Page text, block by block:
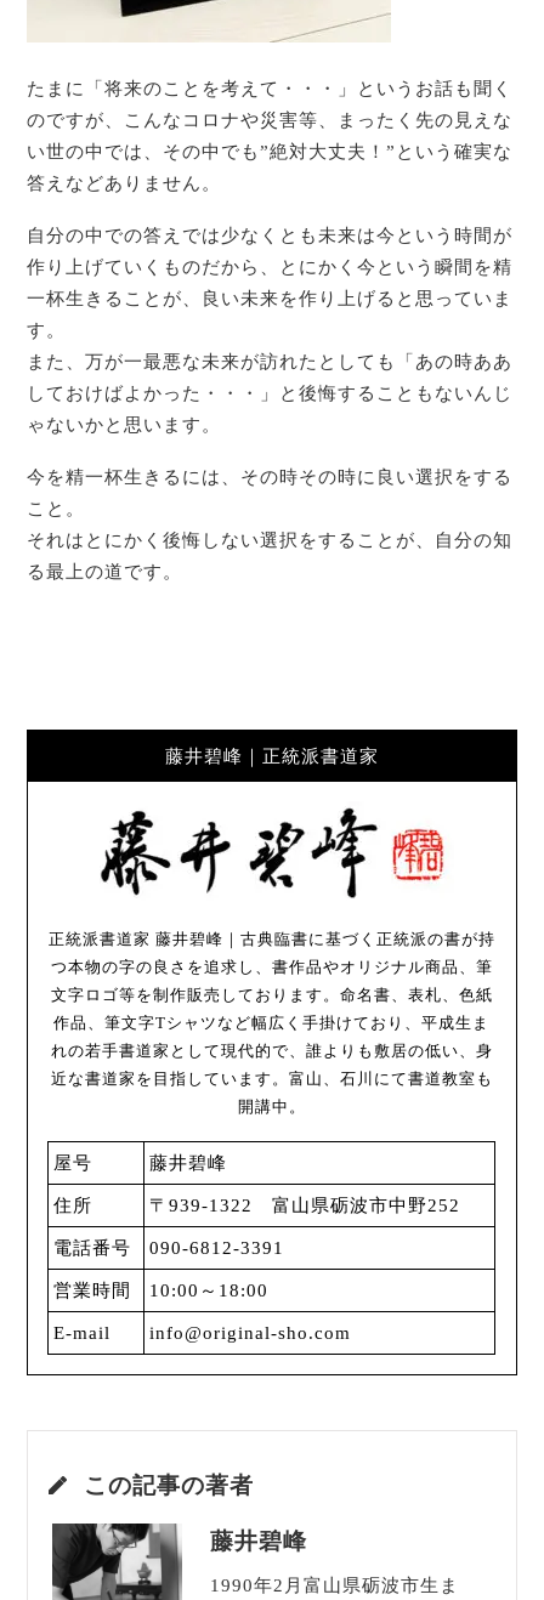
たまに「将来のことを考えて・・・」というお話も聞く
のですが、こんなコロナや災害等、まったく先の見えな
い世の中では、その中でも”絶対大丈夫！”という確実な
答えなどありません。
自分の中での答えでは少なくとも未来は今という時間が
作り上げていくものだから、とにかく今という瞬間を精
一杯生きることが、良い未来を作り上げると思っていま
す。
また、万が一最悪な未来が訪れたとしても「あの時ああ
しておけばよかった・・・」と後悔することもないんじ
ゃないかと思います。
今を精一杯生きるには、その時その時に良い選択をする
こと。
それはとにかく後悔しない選択をすることが、自分の知
る最上の道です。
藤井碧峰｜正統派書道家
正統派書道家 藤井碧峰｜古典臨書に基づく正統派の書が持
つ本物の字の良さを追求し、書作品やオリジナル商品、筆
文字ロゴ等を制作販売しております。命名書、表札、色紙
作品、筆文字Tシャツなど幅広く手掛けており、平成生ま
れの若手書道家として現代的で、誰よりも敷居の低い、身
近な書道家を目指しています。富山、石川にて書道教室も
開講中。
屋号 藤井碧峰
住所 〒939-1322 富山県砺波市中野252
電話番号 090-6812-3391
営業時間 10:00～18:00
E-mail info@original-sho.com
この記事の著者
藤井碧峰
1990年2月富山県砺波市生ま